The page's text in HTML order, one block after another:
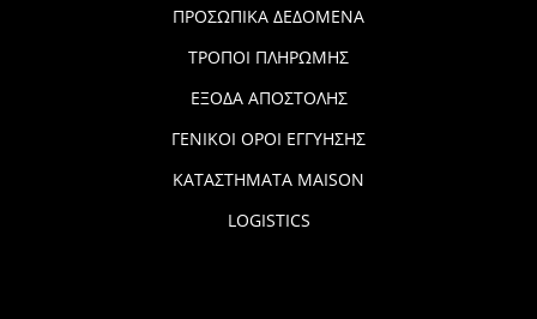
ΠΡΟΣΩΠΙΚΑ ΔΕΔΟΜΕΝΑ
ΤΡΟΠΟΙ ΠΛΗΡΩΜΗΣ
ΕΞΟΔΑ ΑΠΟΣΤΟΛΗΣ
ΓΕΝΙΚΟΙ ΟΡΟΙ ΕΓΓΥΗΣΗΣ
ΚΑΤΑΣΤΗΜΑΤΑ MAISON
LOGISTICS